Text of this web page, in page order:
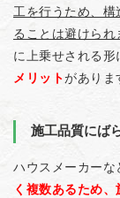
工を行うため、構
ることは避けられ
に上乗せされる形
メリットがありま
施工品質にば
ハウスメーカーな
く複数あるため、